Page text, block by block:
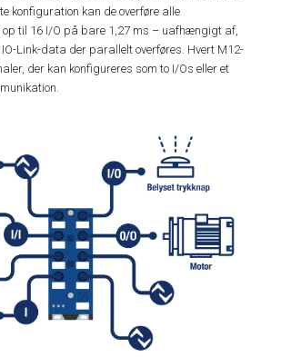
konfiguration kan de overføre alle
til 16 I/O på bare 1,27 ms – uafhængigt af,
Link-data der parallelt overføres. Hvert M12-
der kan konfigureres som to I/Os eller et